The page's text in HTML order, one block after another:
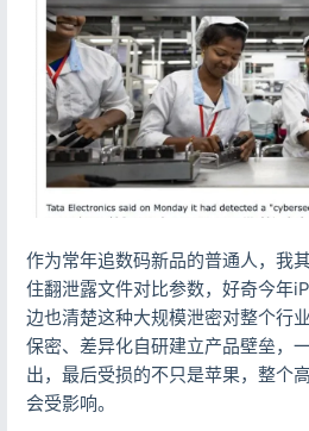
作为常年追数码新品的普通人，我
住翻泄露文件对比参数，好奇今年
边也清楚这种大规模泄密对整个行
保密、差异化自研建立产品壁垒，
出，最后受损的不只是苹果，整个
会受影响。